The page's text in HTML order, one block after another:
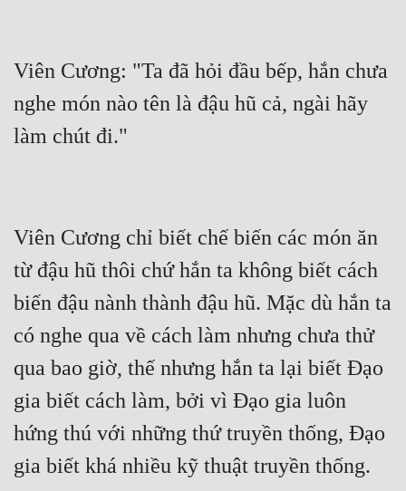
Viên Cương: "Ta đã hỏi đầu bếp, hắn chưa
nghe món nào tên là đậu hũ cả, ngài hãy
Viên Cương chỉ biết chế biến các món ăn
từ đậu hũ thôi chứ hắn ta không biết cách
biến đậu nành thành đậu hũ. Mặc dù hắn ta
có nghe qua về cách làm nhưng chưa thử
qua bao giờ, thế nhưng hắn ta lại biết Đạo
gia biết cách làm, bởi vì Đạo gia luôn
hứng thú với những thứ truyền thống, Đạo